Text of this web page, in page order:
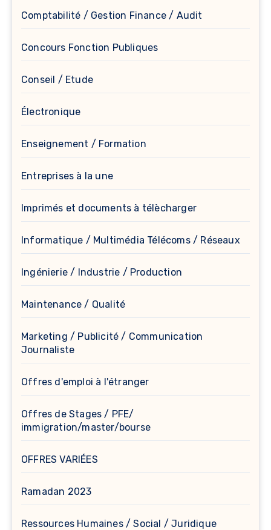
Comptabilité / Gestion Finance / Audit
Concours Fonction Publiques
Conseil / Etude
Électronique
Enseignement / Formation
Entreprises à la une
Imprimés et documents à télècharger
Informatique / Multimédia Télécoms / Réseaux
Ingénierie / Industrie / Production
Maintenance / Qualité
Marketing / Publicité / Communication
Journaliste
Offres d'emploi à l'étranger
Offres de Stages / PFE/
immigration/master/bourse
OFFRES VARIÉES
Ramadan 2023
Ressources Humaines / Social / Juridique